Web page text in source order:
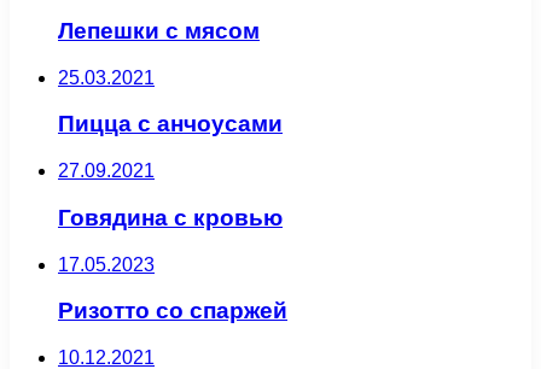
Лепешки с мясом
25.03.2021
Пицца с анчоусами
27.09.2021
Говядина с кровью
17.05.2023
Ризотто со спаржей
10.12.2021